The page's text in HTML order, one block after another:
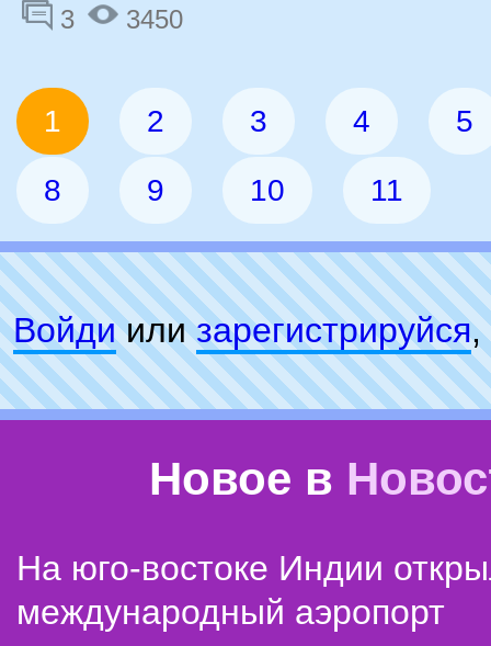
3
3450
1 2 3 4 5
8 9 10 11
Войдиилизарeгиcтpируйся,
Новое в
На юго-востоке Индии
международный аэропорт